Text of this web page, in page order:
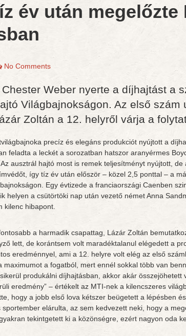
év után megelőzte
No Comments
Weber nyerte a díjhajtást a
Világbajnokságon. Az első szám
Zoltán a 12. helyről várja a
precíz és elegáns produkciót nyújtott a
feladta a leckét a sorozatban hatszor aranyérmes
ausztrál hajtó most is remek teljesítményt nyújtott, de
így tíz év után először – közel 2,5 ponttal – a
Egy évtizede a franciaországi Caenben
helyen a csütörtöki nap után vezető német Anna
kilenc hibapont.
a harmadik csapattag, Lázár Zoltán
lett, de korántsem volt maradéktalanul elégedett a
eredménnyel, ami a 12. helyre volt elég az első
maximumot a fogatból, mert ennél sokkal több van
produkálni díjhajtásban, akkor akár összejöhetett
eredmény” – értékelt az MTI-nek a kilencszeres
hogy a jobb első lova kétszer beügetett a lépésben
sportember elárulta, az sem kedvezett neki, hogy a
tekintgetett ki a közönségre, ezért nagyon oda